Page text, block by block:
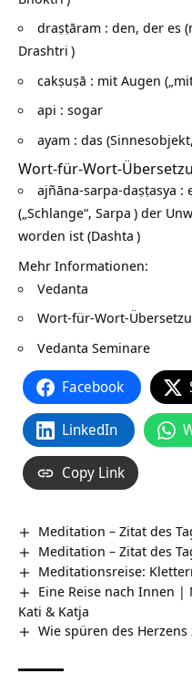
draṣṭāram : den, der es
Drashtri )
cakṣuṣā : mit Augen
api : sogar
ayam : das (Sinnesobjekt,
Wort-für-Wort-
ajñāna-sarpa-daṣṭasya
(„Schlange“, Sarpa ) der
worden ist (Dashta )
Mehr Informationen:
Vedanta
Wort-für-Wort-
Vedanta Seminare
Facebook
LinkedIn
Copy Link
Meditation – Zitat des
Meditation – Zitat des
Meditationsreise:
Eine Reise nach Innen
Kati & Katja
Wie spüren des